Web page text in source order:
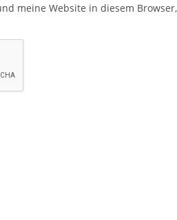
meine Website in diesem